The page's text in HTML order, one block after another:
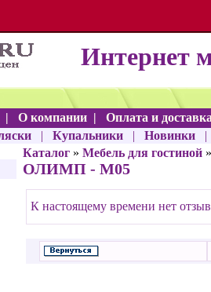
Интернет
| О компании |
Оплата и
| Купальники | Новинки
Каталог » Мебель для гостиной
ОЛИМП - М05
К настоящему времени нет